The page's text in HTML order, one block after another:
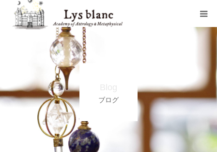
ブログ
プロフィール
メニュー
ウェブショップ
店舗案内